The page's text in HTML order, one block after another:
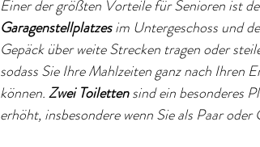
Einer der größten Vorteile für Senioren ist
Garagenstellplatzesim Untergeschoss und
Gepäck über weite Strecken tragen oder
sodass Sie Ihre Mahlzeiten ganz nach Ihren
können.Zwei Toilettensind ein besonderes
erhöht, insbesondere wenn Sie als Paar